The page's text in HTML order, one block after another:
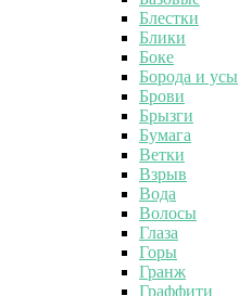
Блестки
Блики
Боке
Борода и усы
Брови
Брызги
Бумага
Ветки
Взрыв
Вода
Волосы
Глаза
Горы
Гранж
Граффити